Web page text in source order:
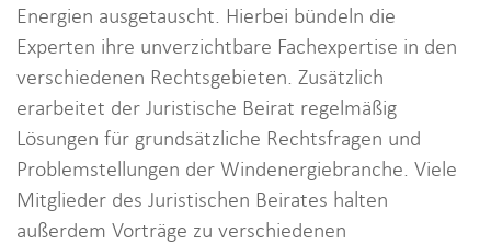
Energien ausgetauscht. Hierbei bündeln die
Experten ihre unverzichtbare Fachexpertise in den
verschiedenen Rechtsgebieten. Zusätzlich
erarbeitet der Juristische Beirat regelmäßig
Lösungen für grundsätzliche Rechtsfragen und
Problemstellungen der Windenergiebranche. Viele
Mitglieder des Juristischen Beirates halten
außerdem Vorträge zu verschiedenen